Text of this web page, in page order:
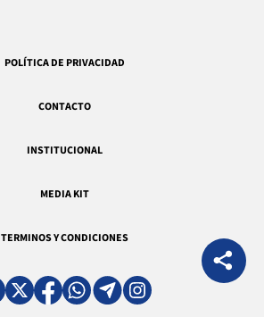
POLÍTICA DE PRIVACIDAD
CONTACTO
INSTITUCIONAL
MEDIA KIT
TERMINOS Y CONDICIONES